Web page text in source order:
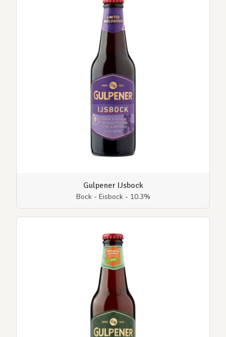
Gulpener IJsbock
Bock - Eisbock - 10.3%